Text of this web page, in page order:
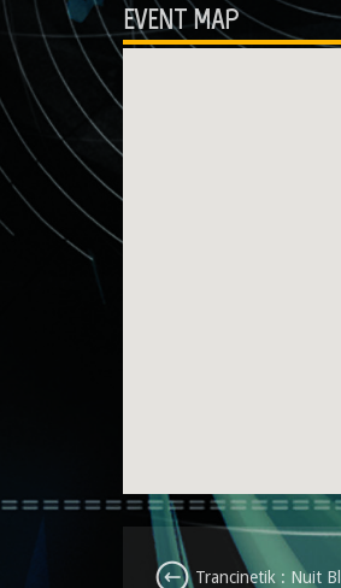
EVENT MAP
Trancinetik : Nuit